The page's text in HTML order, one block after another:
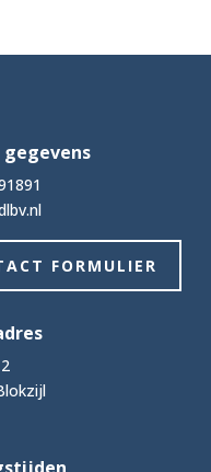
FORMULIER